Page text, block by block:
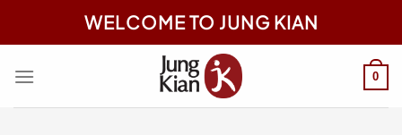
dung
WELCOME TO JUNG KIAN
0